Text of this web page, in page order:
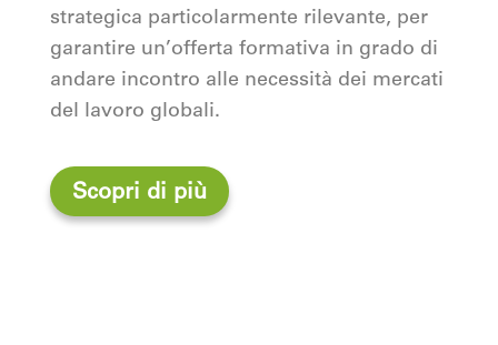
strategica particolarmente rilevante, per
garantire un’offerta formativa in grado di
andare incontro alle necessità dei mercati
del lavoro globali.
Scopri di più